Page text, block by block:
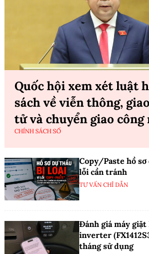
Quốc hội xem xét luật
sách về viễn thông,
tử và chuyển giao công
CHÍNH SÁCH SỐ
Copy/Paste hồ
lỗi cần tránh
TƯ VẤN CHỈ DẪN
Đánh giá máy giặt
inverter
tháng sử dụng